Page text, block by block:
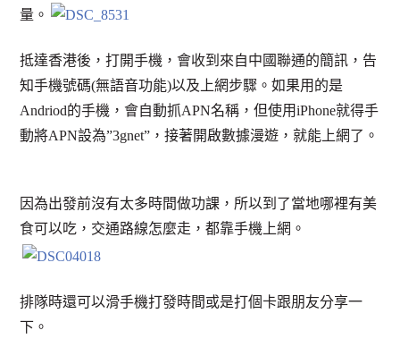
量。
抵達香港後，打開手機，會收到來自中國聯通的簡訊，告
知手機號碼(無語音功能)以及上網步驟。如果用的是
Andriod的手機，會自動抓APN名稱，但使用iPhone就得手
動將APN設為”3gnet”，接著開啟數據漫遊，就能上網了。
因為出發前沒有太多時間做功課，所以到了當地哪裡有美
食可以吃，交通路線怎麼走，都靠手機上網。
排隊時還可以滑手機打發時間或是打個卡跟朋友分享一
下。